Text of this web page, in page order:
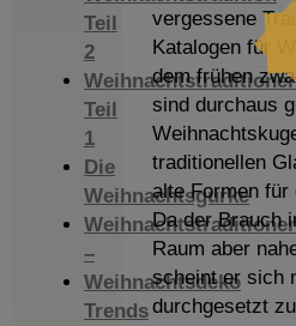
Teil
2
Teil
1
Die
Weihnachtsgurke
–
Weihnachtsdeko
Trends
vergessene
Katalogen für
dem frühen
sind durchaus
traditionellen
alte Formen für
Da der Brauch
Raum aber
scheint er sich
durchgesetzt